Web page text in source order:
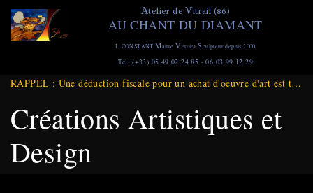
Aller
au
contenu
principal
Atelier de Vitrail (86)
AU CHANT DU DIAMANT
I. CONSTANTMaitreV errierS culpteur depuis 2000
Tel.:(+33) 05.49.02.24.85 - 06.03.99.12.29
RAPPEL : Une déduction fiscale pour un achat d'oeuvre d'art est toujours d'actualité et ce jusqu'à Fin DECEMBRE 2025
Créations Artistiques et
Design